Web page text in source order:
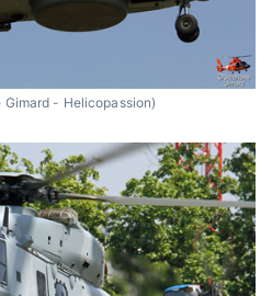
Gimard - Helicopassion)